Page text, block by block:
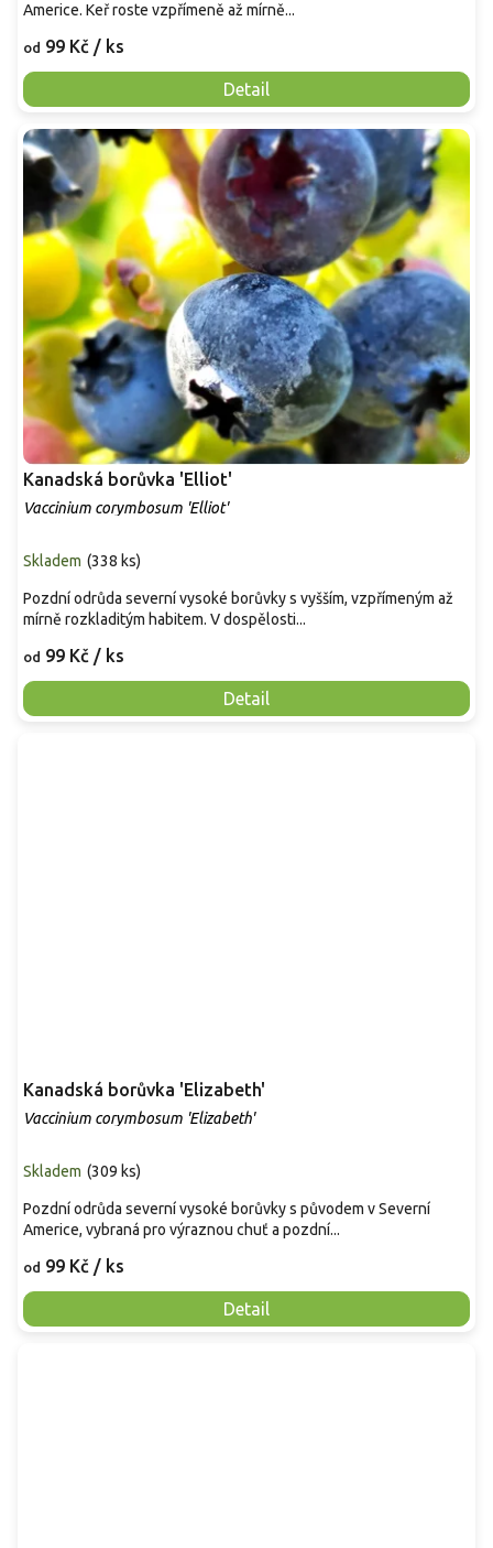
od 99 Kč / ks
Detail
Americe. Keř roste vzpřímeně až mírně...
Kanadská borůvka 'Elliot'
Vaccinium corymbosum 'Elliot'
Skladem (338 ks)
od 99 Kč / ks
Detail
Pozdní odrůda severní vysoké borůvky s vyšším, vzpřímeným až
mírně rozkladitým habitem. V dospělosti...
Kanadská borůvka 'Elizabeth'
Vaccinium corymbosum 'Elizabeth'
Skladem (309 ks)
od 99 Kč / ks
Detail
Pozdní odrůda severní vysoké borůvky s původem v Severní
Americe, vybraná pro výraznou chuť a pozdní...